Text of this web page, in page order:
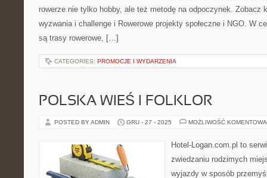
rowerze nie tylko hobby, ale też metodę na odpoczynek. Zobacz
wyzwania i challenge i Rowerowe projekty społeczne i NGO. W
są trasy rowerowe, […]
CATEGORIES: PROMOCJE I WYDARZENIA
POLSKA WIEŚ I FOLKLOR
POSTED BY ADMIN GRU - 27 - 2025 MOŻLIWOŚĆ
Hotel-Logan.com.pl to
zwiedzaniu rodzimych
wyjazdy w sposób